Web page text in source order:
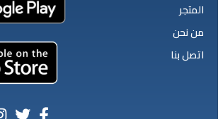
المتجر
من نحن
اتصل بنا